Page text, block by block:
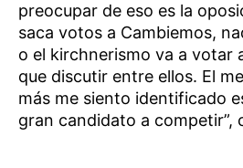
preocupar de eso es la
saca votos a Cambiemos,
o el kirchnerismo va a votar
que discutir entre ellos. El
más me siento identificado
gran candidato a competir”,